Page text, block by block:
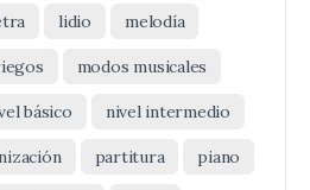
lidio melodía
modos musicales
básico nivel intermedio
partitura piano